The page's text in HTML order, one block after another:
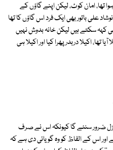
تھا، امان کوٹ، لیکن اپنے گاؤں کے
علی باتور بھی ایک فرد اس گاؤں کا تھا
کہہ سکتے ہیں لیکن خانہ بدوش نہیں
تھا، اکیلا دربدر پھرا کیا اور اکیلا ہی
غزل ضرور سنئے گا کیونکہ اس نے صرف
اور اس کے الفاظ کو وہ گویائی دی ہے کہ